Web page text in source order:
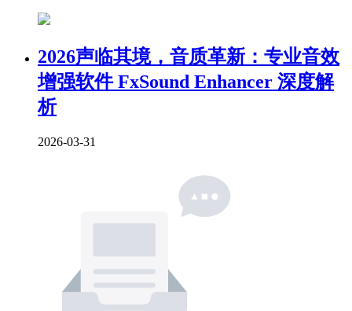
2026声临其境，音质革新：专业音效
增强软件 FxSound Enhancer 深度解
析
2026-03-31